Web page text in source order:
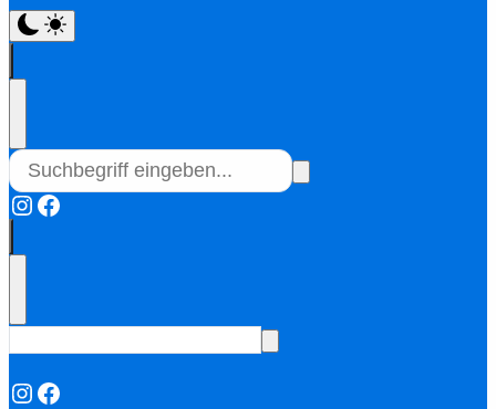
Instagram
Facebook
Instagram
Facebook